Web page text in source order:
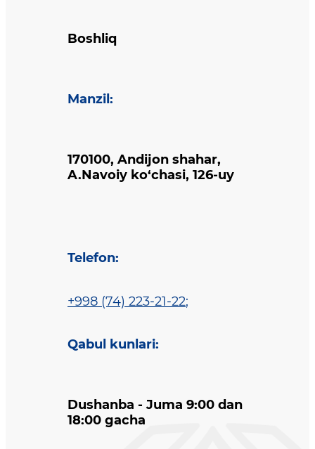
Boshliq
Manzil :
170100, Andijon shahar,
A.Navoiy ko‘chasi, 126-uy
Telefon:
+998 (74) 223-21-22;
Qabul kunlari:
Dushanba - Juma 9:00 dan
18:00 gacha